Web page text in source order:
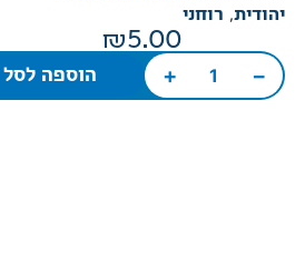
יהודית, רוחני
5.00
−
+ הוספה לסל